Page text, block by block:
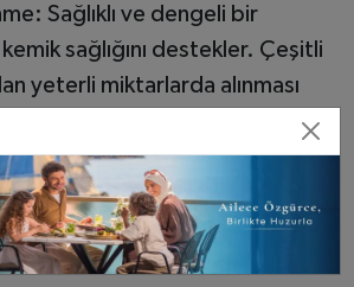
Sağlıklı ve dengeli bir
sağlığını destekler. Çeşitli
yeterli miktarlarda alınması
korumak için dengeli beslenme
birlikte düzenli fiziksel aktivite ve
tercih edilmelidir.